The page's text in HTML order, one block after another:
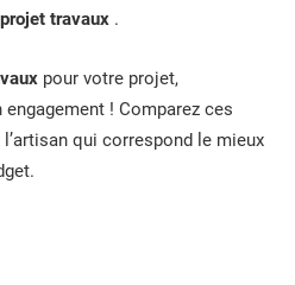
travaux .
pour votre projet,
! Comparez ces
qui correspond le mieux